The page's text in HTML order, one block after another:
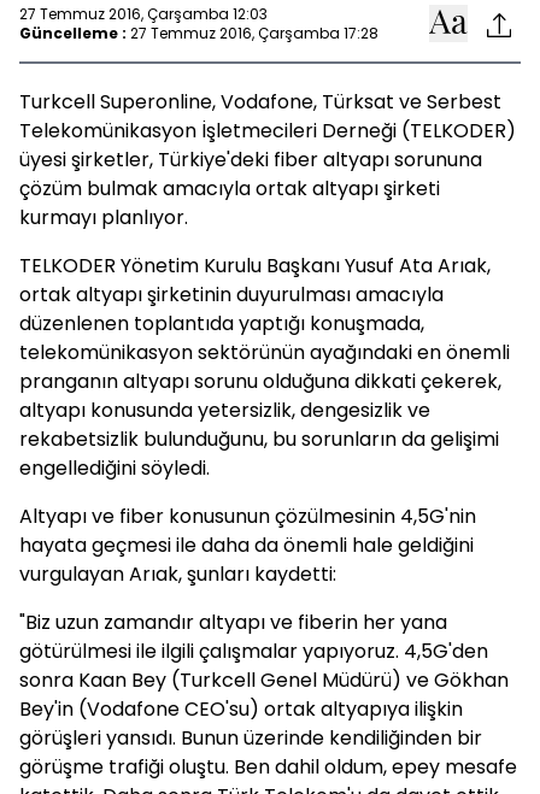
27 Temmuz 2016, Çarşamba 12:03
Güncelleme : 27 Temmuz 2016, Çarşamba 17:28
Turkcell Superonline, Vodafone, Türksat ve Serbest
Telekomünikasyon İşletmecileri Derneği (TELKODER)
üyesi şirketler, Türkiye'deki fiber altyapı sorununa
çözüm bulmak amacıyla ortak altyapı şirketi
kurmayı planlıyor.
TELKODER Yönetim Kurulu Başkanı Yusuf Ata Arıak,
ortak altyapı şirketinin duyurulması amacıyla
düzenlenen toplantıda yaptığı konuşmada,
telekomünikasyon sektörünün ayağındaki en önemli
pranganın altyapı sorunu olduğuna dikkati çekerek,
altyapı konusunda yetersizlik, dengesizlik ve
rekabetsizlik bulunduğunu, bu sorunların da gelişimi
engellediğini söyledi.
Altyapı ve fiber konusunun çözülmesinin 4,5G'nin
hayata geçmesi ile daha da önemli hale geldiğini
vurgulayan Arıak, şunları kaydetti:
"Biz uzun zamandır altyapı ve fiberin her yana
götürülmesi ile ilgili çalışmalar yapıyoruz. 4,5G'den
sonra Kaan Bey (Turkcell Genel Müdürü) ve Gökhan
Bey'in (Vodafone CEO'su) ortak altyapıya ilişkin
görüşleri yansıdı. Bunun üzerinde kendiliğinden bir
görüşme trafiği oluştu. Ben dahil oldum, epey mesafe